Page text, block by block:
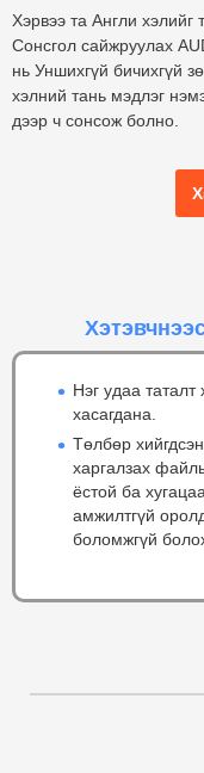
Хэрвээ та Англи хэлийг
Сонсгол сайжруулах
нь Уншихгүй бичихгүй
хэлний тань мэдлэг
дээр ч сонсож болно.
Нэг удаа таталт
хасагдана.
Төлбөр
харгалзах
ёстой ба
амжилтгүй
боломжгүй